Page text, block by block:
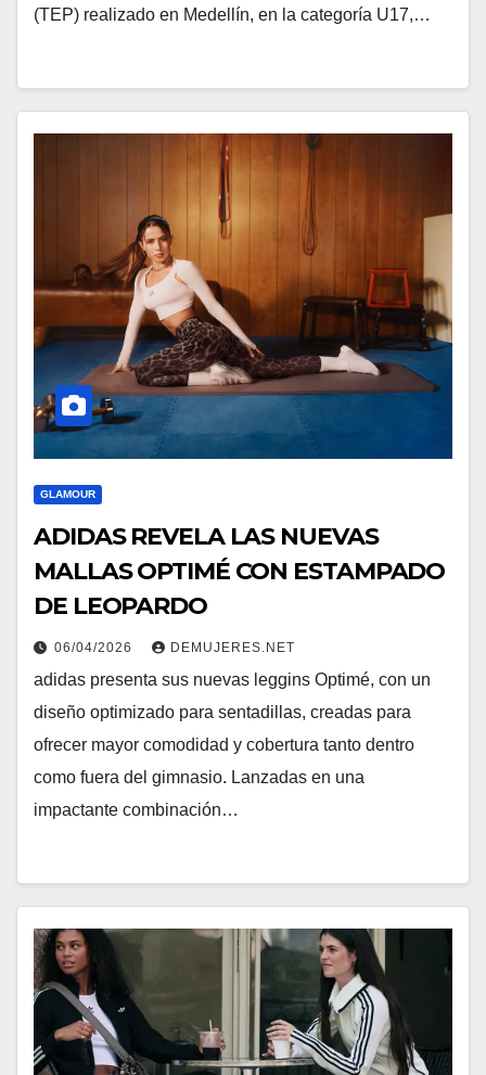
(TEP) realizado en Medellín, en la categoría U17,…
GLAMOUR
ADIDAS REVELA LAS NUEVAS
MALLAS OPTIMÉ CON ESTAMPADO
DE LEOPARDO
06/04/2026 DEMUJERES.NET
adidas presenta sus nuevas leggins Optimé, con un
diseño optimizado para sentadillas, creadas para
ofrecer mayor comodidad y cobertura tanto dentro
como fuera del gimnasio. Lanzadas en una
impactante combinación…